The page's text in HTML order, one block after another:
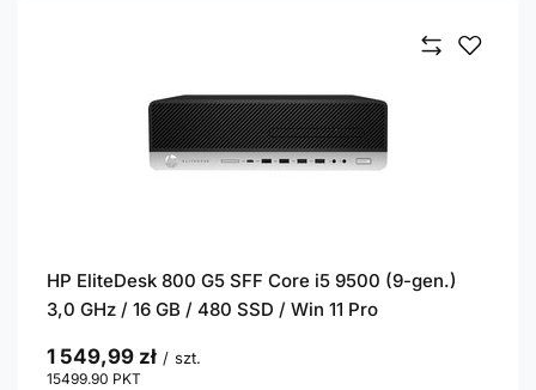
HP EliteDesk 800 G5 SFF Core i5 9500 (9-gen.)
3,0 GHz / 16 GB / 480 SSD / Win 11 Pro
1 549,99 zł / szt.
15499.90 PKT